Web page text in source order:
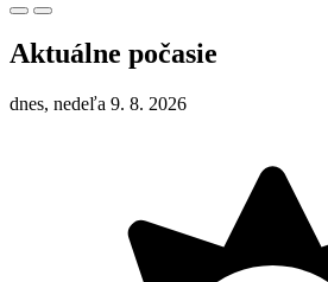
Aktuálne počasie
dnes, nedeľa 9. 8. 2026